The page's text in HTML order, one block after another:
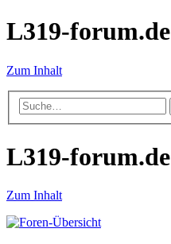
L319-forum.de
Zum Inhalt
L319-forum.de
Zum Inhalt